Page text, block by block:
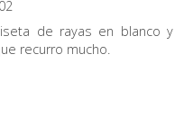
de rayas en blanco y
recurro mucho.